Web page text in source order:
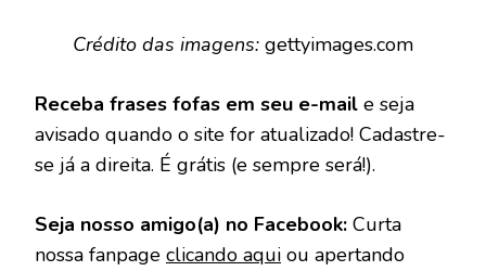
Crédito das imagens: gettyimages.com
Receba frases fofas em seu e-mail e seja
avisado quando o site for atualizado! Cadastre-
se já a direita. É grátis (e sempre será!).
Seja nosso amigo(a) no Facebook: Curta
nossa fanpage clicando aqui ou apertando